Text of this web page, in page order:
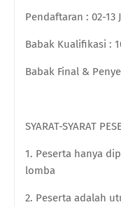
Pendaftaran : 02-13
Babak Kualifikasi :
Babak Final &
SYARAT-SYARAT
1. Peserta hanya
lomba
2. Peserta adalah